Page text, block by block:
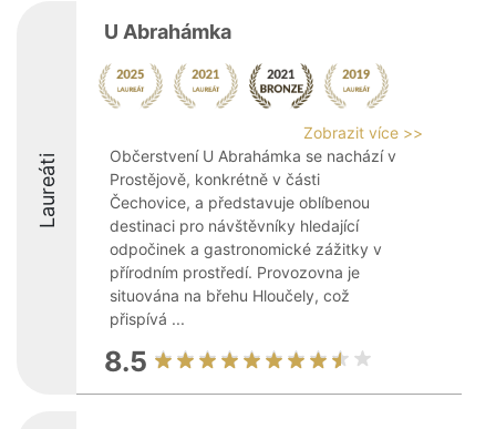
Laureáti
U Abrahámka
Zobrazit více >>
Občerstvení U Abrahámka se nachází v
Prostějově, konkrétně v části
Čechovice, a představuje oblíbenou
destinaci pro návštěvníky hledající
odpočinek a gastronomické zážitky v
přírodním prostředí. Provozovna je
situována na břehu Hloučely, což
přispívá ...
8.5